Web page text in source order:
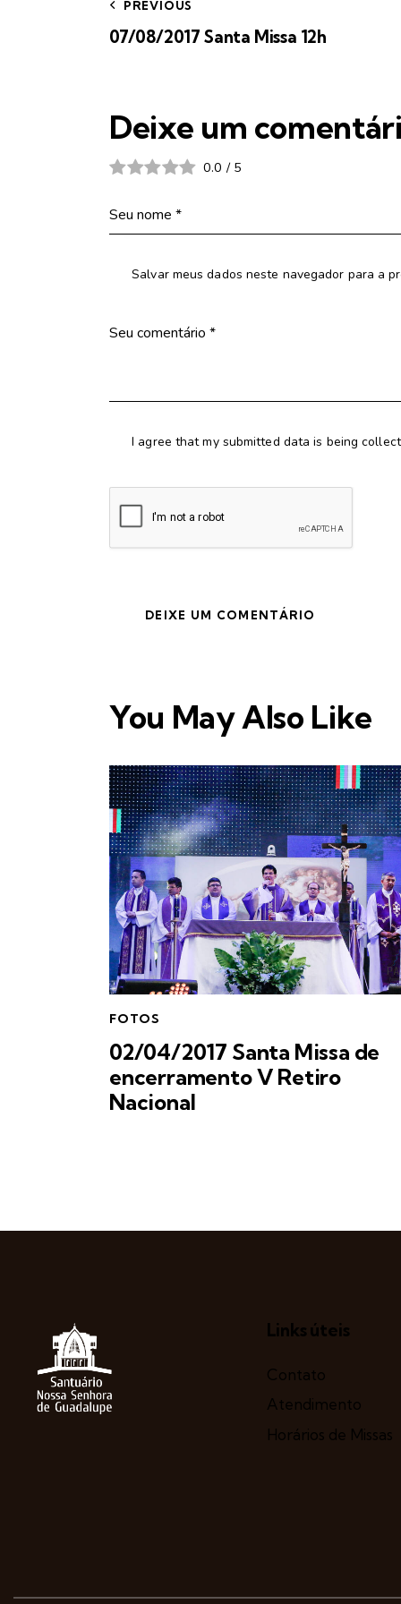
PREVIOUS
07/08/2017 Santa Missa 12h
Deixe um
0.0 / 5
Salvar meus dados neste navegador para a
I agree that my submitted data is being
You May Also Like
FOTOS
02/04/2017 Santa Missa de
encerramento V Retiro
Nacional
Links úteis
Contato
Atendimento
Horários de Missas